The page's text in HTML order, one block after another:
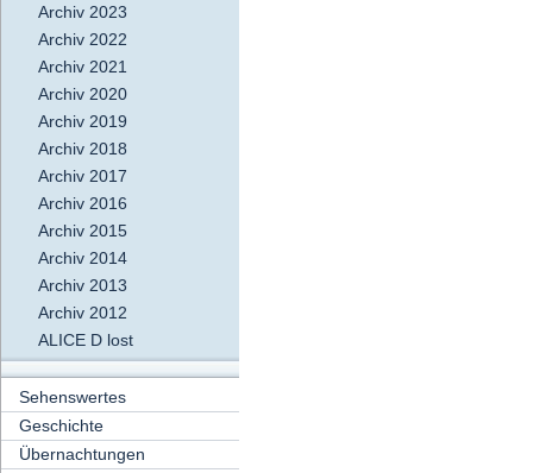
Archiv 2023
Archiv 2022
Archiv 2021
Archiv 2020
Archiv 2019
Archiv 2018
Archiv 2017
Archiv 2016
Archiv 2015
Archiv 2014
Archiv 2013
Archiv 2012
ALICE D lost
Sehenswertes
Geschichte
Übernachtungen